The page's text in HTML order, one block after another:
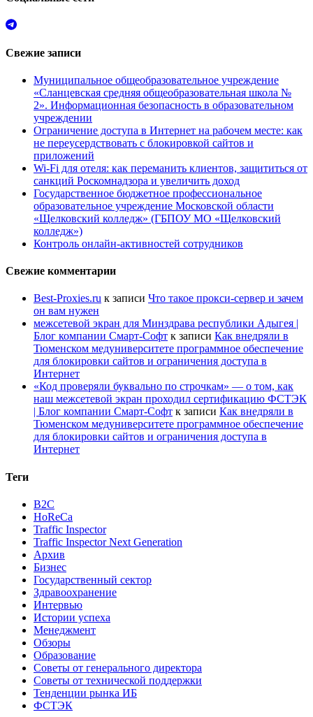
Свежие записи
Муниципальное общеобразовательное учреждение
«Сланцевская средняя общеобразовательная школа №
2». Информационная безопасность в образовательном
учреждении
Ограничение доступа в Интернет на рабочем месте: как
не переусердствовать с блокировкой сайтов и
приложений
Wi-Fi для отеля: как переманить клиентов, защититься от
санкций Роскомнадзора и увеличить доход
Государственное бюджетное профессиональное
образовательное учреждение Московской области
«Щелковский колледж» (ГБПОУ МО «Щелковский
колледж»)
Контроль онлайн-активностей сотрудников
Свежие комментарии
Best-Proxies.ru к записи Что такое прокси-сервер и зачем
он вам нужен
межсетевой экран для Минздрава республики Адыгея |
Блог компании Смарт-Софт к записи Как внедряли в
Тюменском медуниверситете программное обеспечение
для блокировки сайтов и ограничения доступа в
Интернет
«Код проверяли буквально по строчкам» — о том, как
наш межсетевой экран проходил сертификацию ФСТЭК
| Блог компании Смарт-Софт к записи Как внедряли в
Тюменском медуниверситете программное обеспечение
для блокировки сайтов и ограничения доступа в
Интернет
Теги
B2C
HoReCa
Traffic Inspector
Traffic Inspector Next Generation
Архив
Бизнес
Государственный сектор
Здравоохранение
Интервью
Истории успеха
Менеджмент
Обзоры
Образование
Советы от генерального директора
Советы от технической поддержки
Тенденции рынка ИБ
ФСТЭК